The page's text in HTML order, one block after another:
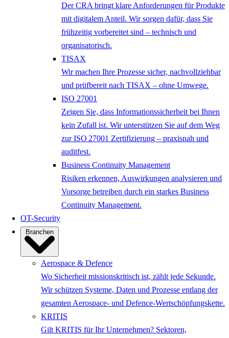
Der CRA bringt klare Anforderungen für Produkte
mit digitalem Anteil. Wir sorgen dafür, dass Sie
frühzeitig vorbereitet sind – technisch und
organisatorisch.
TISAX
Wir machen Ihre Prozesse sicher, nachvollziehbar
und prüfbereit nach TISAX – ohne Umwege.
ISO 27001
Zeigen Sie, dass Informationssicherheit bei Ihnen
kein Zufall ist. Wir unterstützen Sie auf dem Weg
zur ISO 27001 Zertifizierung – praxisnah und
auditfest.
Business Continuity Management
Risiken erkennen, Auswirkungen analysieren und
Vorsorge betreiben durch ein starkes Business
Continuity Management.
OT-Security
Branchen
Aerospace & Defence
Wo Sicherheit missionskritisch ist, zählt jede Sekunde.
Wir schützen Systeme, Daten und Prozesse entlang der
gesamten Aerospace- und Defence-Wertschöpfungskette.
KRITIS
Gilt KRITIS für Ihr Unternehmen? Sektoren,